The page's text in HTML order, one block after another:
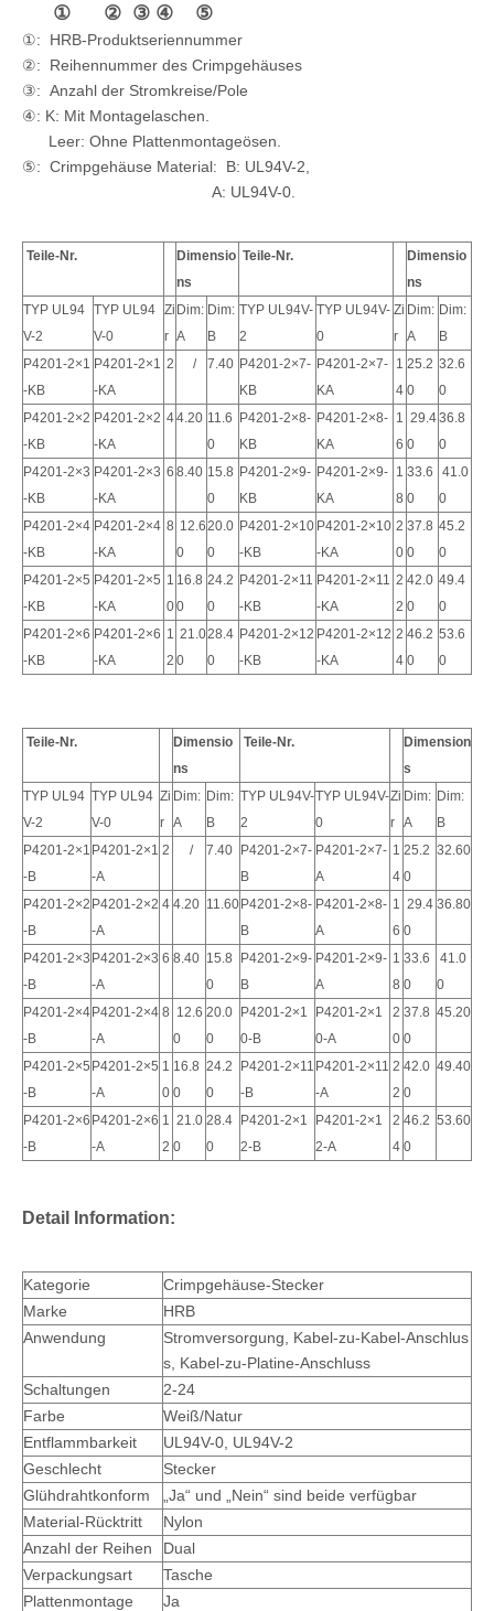
Vertikaler zweireihiger Header-Anschluss
Crimp-Buchsenklemme T4200BS
① ② ③ ④ ⑤
①: HRB-Produktseriennummer
②: Reihennummer des Crimpgehäuses
③: Anzahl der Stromkreise/Pole
④: K: Mit Montagelaschen.
Leer: Ohne Plattenmontageösen.
⑤: Crimpgehäuse Material: B: UL94V-2,
A: UL94V-0.
Teile-Nr.
Dimensio
ns
Teile-Nr.
Dimensio
ns
TYP UL94
V-2
TYP UL94
V-0
Zi
r
Dim:
A
Dim:
B
TYP UL94V-
2
TYP UL94V-
0
Zi
r
Dim:
A
Dim:
B
P4201-2×1
-KB
P4201-2×1
-KA
2 / 7.40 P4201-2×7-
KB
P4201-2×7-
KA
1
4
25.2
0
32.6
0
P4201-2×2
-KB
P4201-2×2
-KA
44.20 11.6
0
P4201-2×8-
KB
P4201-2×8-
KA
1
6
29.4
0
36.8
0
P4201-2×3
-KB
P4201-2×3
-KA
6 8.40 15.8
0
P4201-2×9-
KB
P4201-2×9-
KA
1
8
33.6
0
41.0
0
P4201-2×4
-KB
P4201-2×4
-KA
8 12.6
0
20.0
0
P4201-2×10
-KB
P4201-2×10
-KA
2
0
37.8
0
45.2
0
P4201-2×5
-KB
P4201-2×5
-KA
1
0
16.8
0
24.2
0
P4201-2×11
-KB
P4201-2×11
-KA
2
2
42.0
0
49.4
0
P4201-2×6
-KB
P4201-2×6
-KA
1
2
21.0
0
28.4
0
P4201-2×12
-KB
P4201-2×12
-KA
2
4
46.2
0
53.6
0
Teile-Nr.
Dimensio
ns
Teile-Nr.
Dimension
s
TYP UL94
V-2
TYP UL94
V-0
Zi
r
Dim:
A
Dim:
B
TYP UL94V-
2
TYP UL94V-
0
Zi
r
Dim:
A
Dim:
B
P4201-2×1
-B
P4201-2×1
-A
2 / 7.40
P4201-2×7-
B
P4201-2×7-
A
1
4
25.2
0
32.60
P4201-2×2
-B
P4201-2×2
-A
4 4.20 11.60 P4201-2×8-
B
P4201-2×8-
A
1
6
29.4
0
36.80
P4201-2×3
-B
P4201-2×3
-A
6 8.40 15.8
0
P4201-2×9-
B
P4201-2×9-
A
1
8
33.6
0
41.0
0
P4201-2×4
-B
P4201-2×4
-A
8 12.6
0
20.0
0
P4201-2×1
0-B
P4201-2×1
0-A
2
0
37.8
0
45.20
P4201-2×5
-B
P4201-2×5
-A
1
0
16.8
0
24.2
0
P4201-2×11
-B
P4201-2×11
-A
2
2
42.0
0
49.40
P4201-2×6
-B
P4201-2×6
-A
1
2
21.0
0
28.4
0
P4201-2×1
2-B
P4201-2×1
2-A
2
4
46.2
0
53.60
Detail Information:
Kategorie
Crimpgehäuse-Stecker
Marke
HRB
Anwendung
Stromversorgung, Kabel-zu-Kabel-Anschlus
s, Kabel-zu-Platine-Anschluss
Schaltungen
2-24
Farbe
Weiß/Natur
Entflammbarkeit
UL94V-0, UL94V-2
Geschlecht
Stecker
Glühdrahtkonform
„Ja“ und „Nein“ sind beide verfügbar
Material-Rücktritt
Nylon
Anzahl der Reihen
Dual
Verpackungsart
Tasche
Plattenmontage
Ja